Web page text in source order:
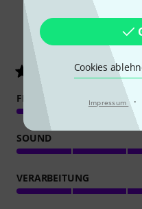
Cookies
Impressum ·
4 / 5
FEATURES
SOUND
VERARBEITUNG